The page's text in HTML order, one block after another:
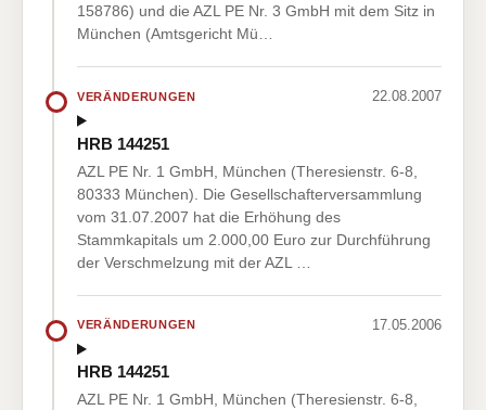
158786) und die AZL PE Nr. 3 GmbH mit dem Sitz in
München (Amtsgericht Mü…
VERÄNDERUNGEN 22.08.2007
HRB 144251
AZL PE Nr. 1 GmbH, München (Theresienstr. 6-8,
80333 München). Die Gesellschafterversammlung
vom 31.07.2007 hat die Erhöhung des
Stammkapitals um 2.000,00 Euro zur Durchführung
der Verschmelzung mit der AZL …
VERÄNDERUNGEN 17.05.2006
HRB 144251
AZL PE Nr. 1 GmbH, München (Theresienstr. 6-8,